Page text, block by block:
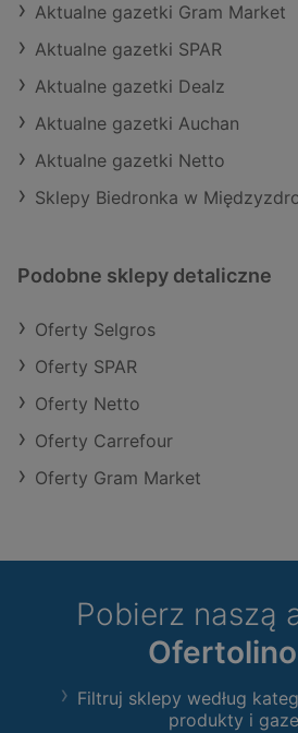
Aktualne gazetki Gram Market
Aktualne gazetki SPAR
Aktualne gazetki Dealz
Aktualne gazetki Auchan
Aktualne gazetki Netto
Sklepy Biedronka w
Podobne sklepy detaliczne
Oferty Selgros
Oferty SPAR
Oferty Netto
Oferty Carrefour
Oferty Gram Market
Pobierz naszą
Filtruj sklepy według
produkty i